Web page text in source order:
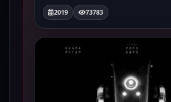
2019 73783